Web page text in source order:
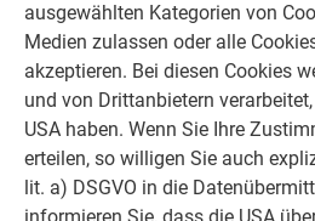
ausgewählten Kategorien von
Medien zulassen oder alle
akzeptieren. Bei diesen Cookies
und von Drittanbietern
USA haben. Wenn Sie Ihre
erteilen, so willigen Sie auch
lit. a) DSGVO in die
Platten aus Holzwerkstoffen
Unabhängig von nationalen
die Rahmenbedingungen
Verlegung auf Holzwerkstoffplatten
definiert:
Dicke der